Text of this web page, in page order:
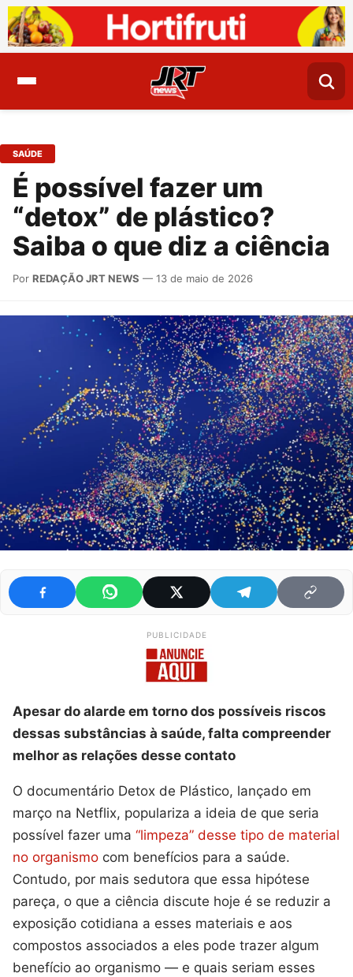
SAÚDE
É possível fazer um
“detox” de plástico?
Saiba o que diz a ciência
Por REDAÇÃO JRT NEWS — 13 de maio de 2026
PUBLICIDADE
Apesar do alarde em torno dos possíveis riscos
dessas substâncias à saúde, falta compreender
melhor as relações desse contato
O documentário Detox de Plástico, lançado em
março na Netflix, populariza a ideia de que seria
possível fazer uma “limpeza” desse tipo de material
no organismo com benefícios para a saúde.
Contudo, por mais sedutora que essa hipótese
pareça, o que a ciência discute hoje é se reduzir a
exposição cotidiana a esses materiais e aos
compostos associados a eles pode trazer algum
benefício ao organismo — e quais seriam esses